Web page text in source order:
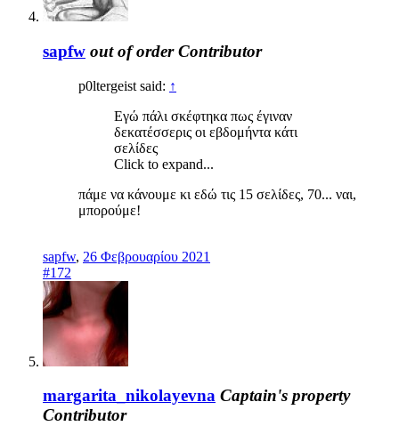
sapfw out of order Contributor
p0ltergeist said: ↑
Εγώ πάλι σκέφτηκα πως έγιναν
δεκατέσσερις οι εβδομήντα κάτι
σελίδες
Click to expand...
πάμε να κάνουμε κι εδώ τις 15 σελίδες, 70... ναι,
μπορούμε!
sapfw, 26 Φεβρουαρίου 2021
#172
margarita_nikolayevna Captain's property
Contributor